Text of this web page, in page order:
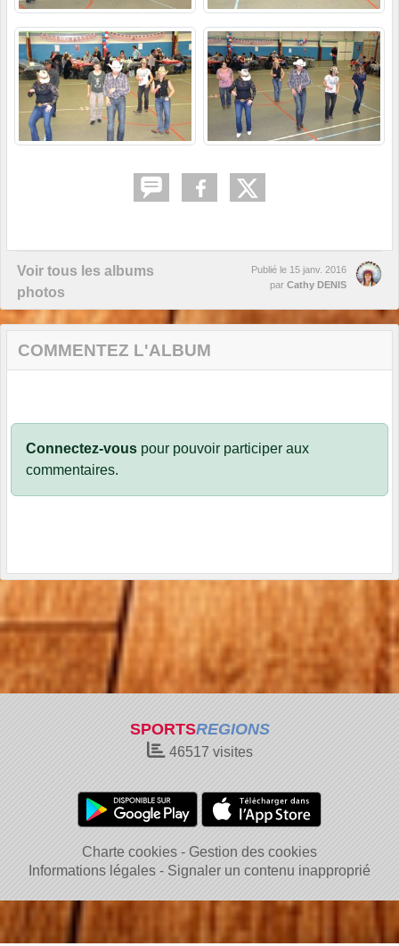
Voir tous les albums
photos
Publié le 15 janv. 2016
par Cathy DENIS
COMMENTEZ L'ALBUM
Connectez-vous pour pouvoir participer aux
commentaires.
SPORTSREGIONS
46517 visites
Charte cookies
Gestion des cookies
Informations légales
Signaler un contenu inapproprié